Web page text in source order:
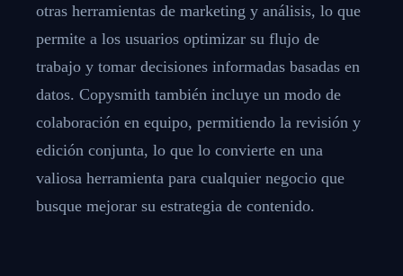
otras herramientas de marketing y análisis, lo que
permite a los usuarios optimizar su flujo de
trabajo y tomar decisiones informadas basadas en
datos. Copysmith también incluye un modo de
colaboración en equipo, permitiendo la revisión y
edición conjunta, lo que lo convierte en una
valiosa herramienta para cualquier negocio que
busque mejorar su estrategia de contenido.